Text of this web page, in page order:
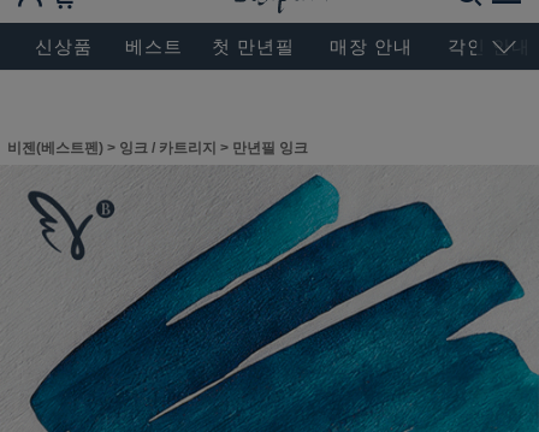
BESEN MASTERPIECE, SINCE 2004
신상품 베스트 첫 만년필 매장 안내 각인 안내
비젠(베스트펜) > 잉크 / 카트리지 > 만년필 잉크